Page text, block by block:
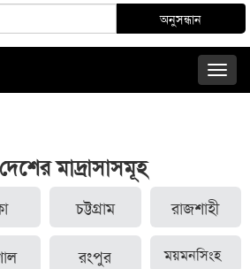
মাদ্রাসাসমূহ
চট্টগ্রাম রাজশাহী
রংপুর ময়মনসিংহ